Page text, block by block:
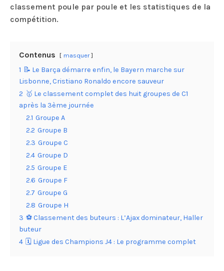
classement poule par poule et les statistiques de la
compétition.
Contenus masquer
1 📝 Le Barça démarre enfin, le Bayern marche sur
Lisbonne, Cristiano Ronaldo encore sauveur
2 🥇 Le classement complet des huit groupes de C1
après la 3ème journée
2.1 Groupe A
2.2 Groupe B
2.3 Groupe C
2.4 Groupe D
2.5 Groupe E
2.6 Groupe F
2.7 Groupe G
2.8 Groupe H
3 ⚽️ Classement des buteurs : L’Ajax dominateur, Haller
buteur
4 🗓 Ligue des Champions J4 : Le programme complet